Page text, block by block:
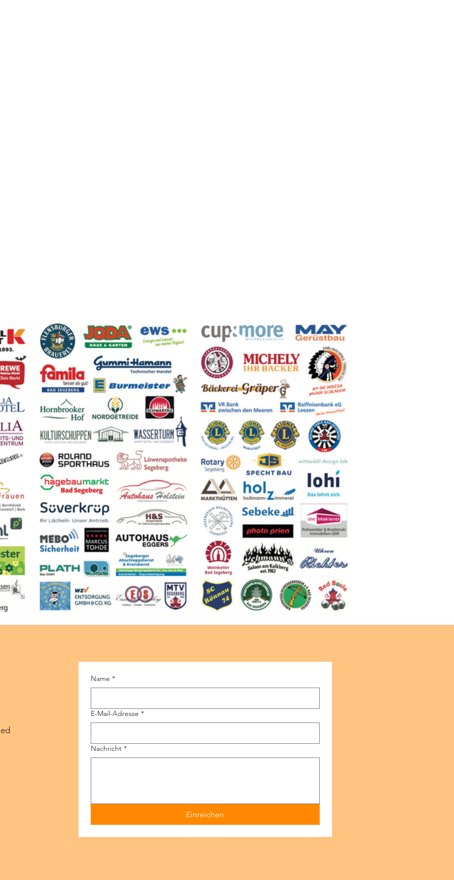
Name *
E-Mail-Adresse *
Nachricht *
Einreichen